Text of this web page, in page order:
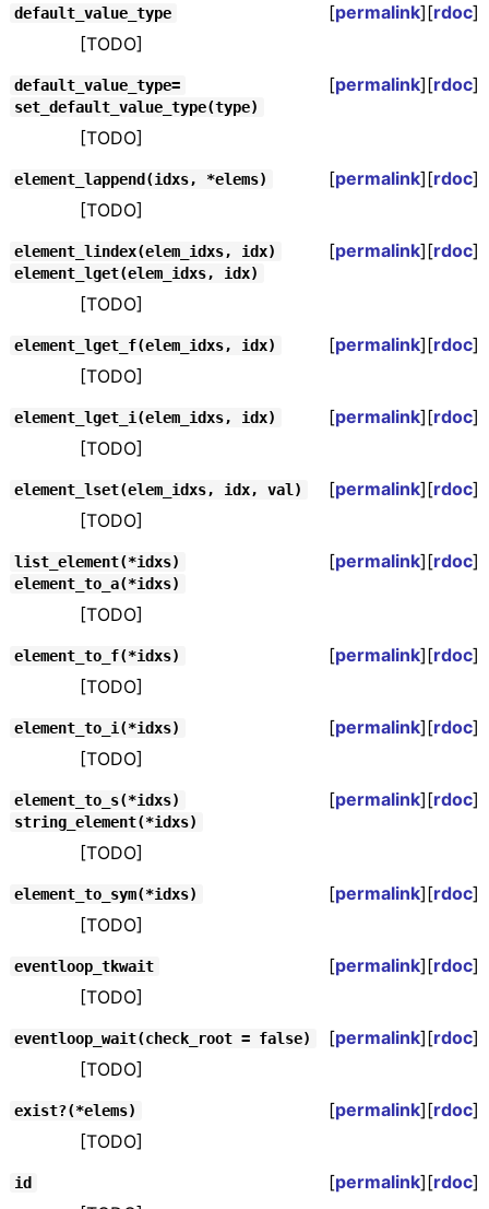
default_value_type [permalink][rdoc]
[TODO]
default_value_type= [permalink][rdoc]
set_default_value_type(type)
[TODO]
element_lappend(idxs, *elems) [permalink][rdoc]
[TODO]
element_lindex(elem_idxs, idx) [permalink][rdoc]
element_lget(elem_idxs, idx)
[TODO]
element_lget_f(elem_idxs, idx) [permalink][rdoc]
[TODO]
element_lget_i(elem_idxs, idx) [permalink][rdoc]
[TODO]
element_lset(elem_idxs, idx, val) [permalink][rdoc]
[TODO]
list_element(*idxs) [permalink][rdoc]
element_to_a(*idxs)
[TODO]
element_to_f(*idxs) [permalink][rdoc]
[TODO]
element_to_i(*idxs) [permalink][rdoc]
[TODO]
element_to_s(*idxs) [permalink][rdoc]
string_element(*idxs)
[TODO]
element_to_sym(*idxs) [permalink][rdoc]
[TODO]
eventloop_tkwait [permalink][rdoc]
[TODO]
eventloop_wait(check_root = false) [permalink][rdoc]
[TODO]
exist?(*elems) [permalink][rdoc]
[TODO]
id [permalink][rdoc]